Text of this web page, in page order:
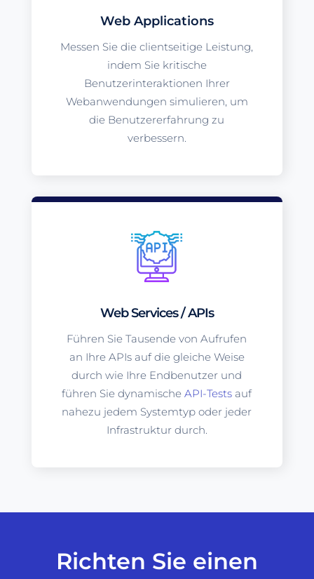
Web Applications
Messen Sie die clientseitige Leistung,
indem Sie kritische
Benutzerinteraktionen Ihrer
Webanwendungen simulieren, um
die Benutzererfahrung zu
verbessern.
Web Services / APIs
Führen Sie Tausende von Aufrufen
an Ihre APIs auf die gleiche Weise
durch wie Ihre Endbenutzer und
führen Sie dynamischeAPI-Tests auf
nahezu jedem Systemtyp oder jeder
Infrastruktur durch.
Richten Sie einen